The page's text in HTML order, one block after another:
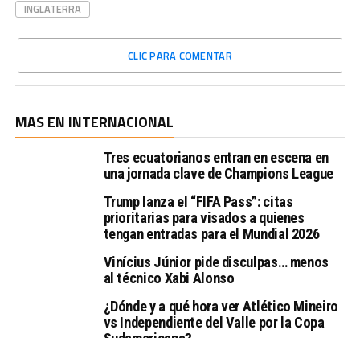
INGLATERRA
CLIC PARA COMENTAR
MAS EN INTERNACIONAL
Tres ecuatorianos entran en escena en
una jornada clave de Champions League
Trump lanza el “FIFA Pass”: citas
prioritarias para visados a quienes
tengan entradas para el Mundial 2026
Vinícius Júnior pide disculpas… menos
al técnico Xabi Alonso
¿Dónde y a qué hora ver Atlético Mineiro
vs Independiente del Valle por la Copa